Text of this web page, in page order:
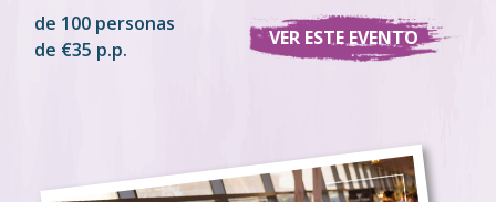
de 100 personas
de €35 p.p.
VER ESTE EVENTO